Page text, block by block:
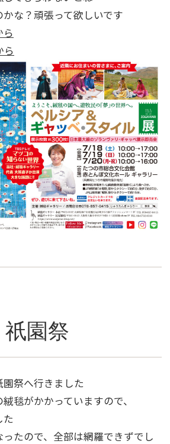
な？頑張って欲しいです
ら
ら
祇園祭
祭へ行きました
毯がかかっていますので、
た
たので、全部は網羅できずでし